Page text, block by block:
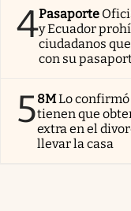
4Pasaporte
y Ecuador
ciudadanos
con su
58MLo
tienen que
extra en el
llevar la casa